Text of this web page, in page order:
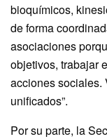
bioquímicos,
de forma
asociaciones
objetivos, trabajar
acciones sociales.
unificados”.
Por su parte, la